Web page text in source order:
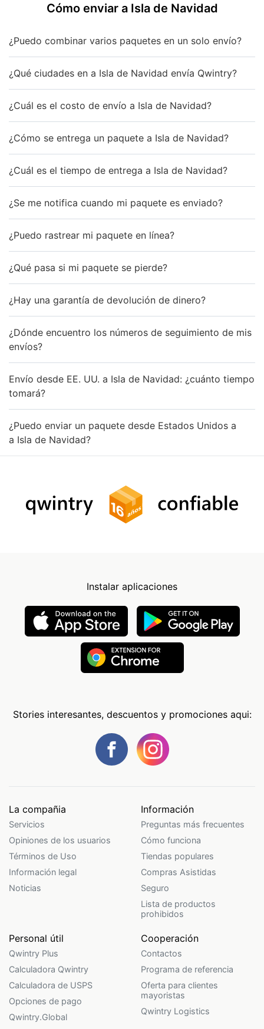
Cómo enviar a Isla de Navidad
¿Puedo combinar varios paquetes en un solo envío?
¿Qué ciudades en a Isla de Navidad envía Qwintry?
¿Cuál es el costo de envío a Isla de Navidad?
¿Cómo se entrega un paquete a Isla de Navidad?
¿Cuál es el tiempo de entrega a Isla de Navidad?
¿Se me notifica cuando mi paquete es enviado?
¿Puedo rastrear mi paquete en línea?
¿Qué pasa si mi paquete se pierde?
¿Hay una garantía de devolución de dinero?
¿Dónde encuentro los números de seguimiento de mis
envíos?
Envío desde EE. UU. a Isla de Navidad: ¿cuánto tiempo
tomará?
¿Puedo enviar un paquete desde Estados Unidos a
a Isla de Navidad?
Instalar aplicaciones
Stories interesantes, descuentos y promociones aqui:
La compañia
Servicios
Opiniones de los usuarios
Términos de Uso
Información legal
Noticias
Información
Preguntas más frecuentes
Cómo funciona
Tiendas populares
Compras Asistidas
Seguro
Lista de productos
prohibidos
Personal útil
Qwintry Plus
Calculadora Qwintry
Calculadora de USPS
Opciones de pago
Qwintry.Global
Cooperación
Contactos
Programa de referencia
Oferta para clientes
mayoristas
Qwintry Logistics